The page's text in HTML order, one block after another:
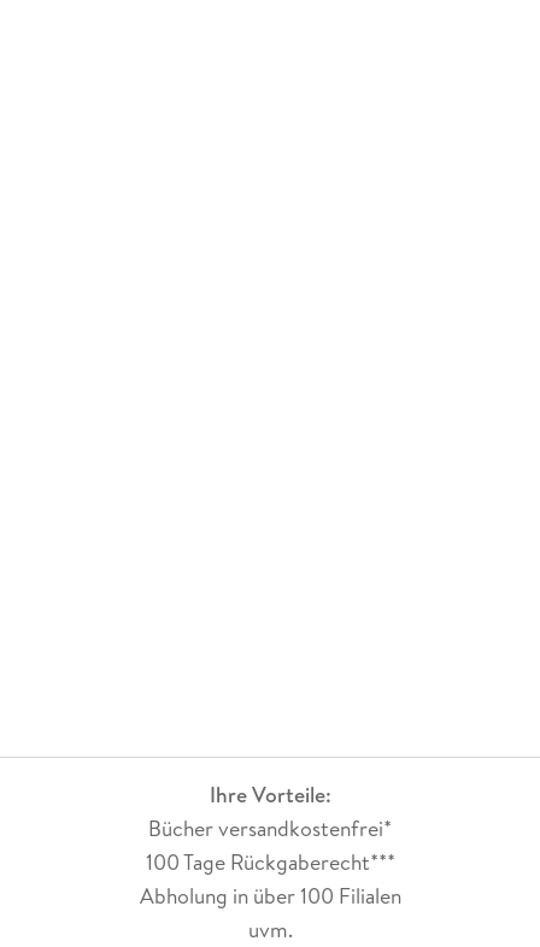
Ihre Vorteile:
Bücher versandkostenfrei*
100 Tage Rückgaberecht***
Abholung in über 100 Filialen
uvm.